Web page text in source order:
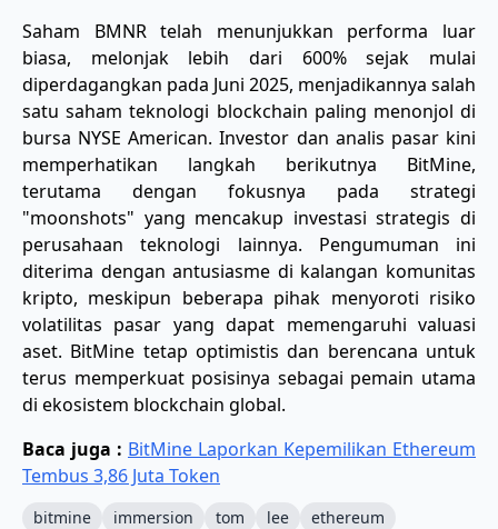
Saham BMNR telah menunjukkan performa luar
biasa, melonjak lebih dari 600% sejak mulai
diperdagangkan pada Juni 2025, menjadikannya salah
satu saham teknologi blockchain paling menonjol di
bursa NYSE American. Investor dan analis pasar kini
memperhatikan langkah berikutnya BitMine,
terutama dengan fokusnya pada strategi
"moonshots" yang mencakup investasi strategis di
perusahaan teknologi lainnya. Pengumuman ini
diterima dengan antusiasme di kalangan komunitas
kripto, meskipun beberapa pihak menyoroti risiko
volatilitas pasar yang dapat memengaruhi valuasi
aset. BitMine tetap optimistis dan berencana untuk
terus memperkuat posisinya sebagai pemain utama
di ekosistem blockchain global.
Baca juga : BitMine Laporkan Kepemilikan Ethereum
Tembus 3,86 Juta Token
bitmine immersion tom lee ethereum